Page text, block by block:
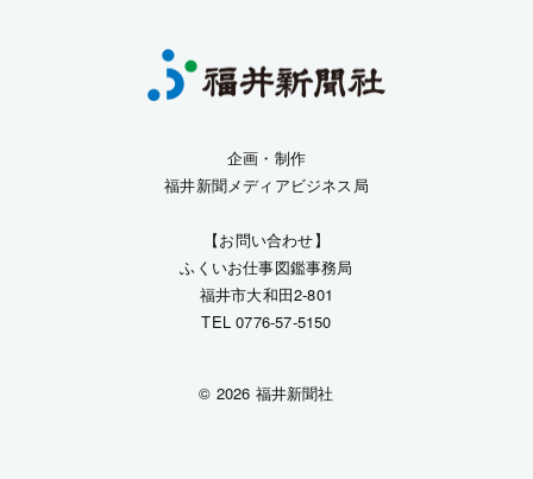
企画・制作
福井新聞メディアビジネス局
【お問い合わせ】
ふくいお仕事図鑑事務局
福井市大和田2-801
TEL 0776-57-5150
© 2026 福井新聞社